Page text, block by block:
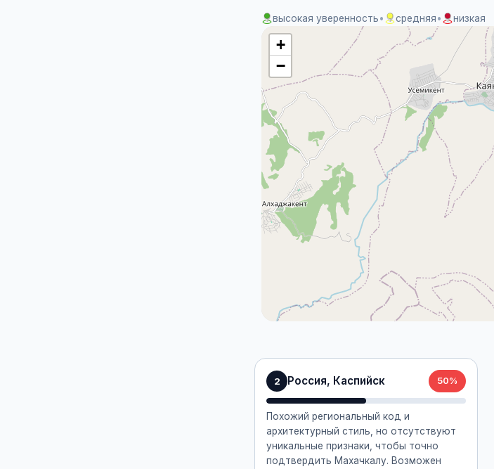
2 Россия, Каспийск 50%
Похожий региональный код и
архитектурный стиль, но отсутствуют
уникальные признаки, чтобы точно
подтвердить Махачкалу. Возможен
высокая уверенность• средняя• низкая
+
−